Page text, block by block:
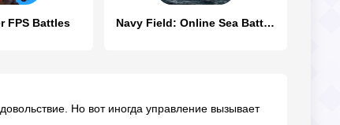
FPS Battles Navy Field: Online Sea Battles
Но вот иногда управление вызывает